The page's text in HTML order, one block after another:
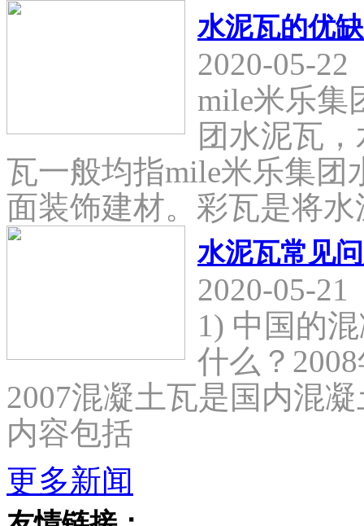
水泥瓦的优
2020-05-22
mile米乐集
团水泥瓦
瓦一般均指mile米乐集团
面装饰建材。彩瓦是将
水泥瓦常见
2020-05-21
1) 中国的
什么？
2007混凝土瓦是国内混
内容包括
更多新闻